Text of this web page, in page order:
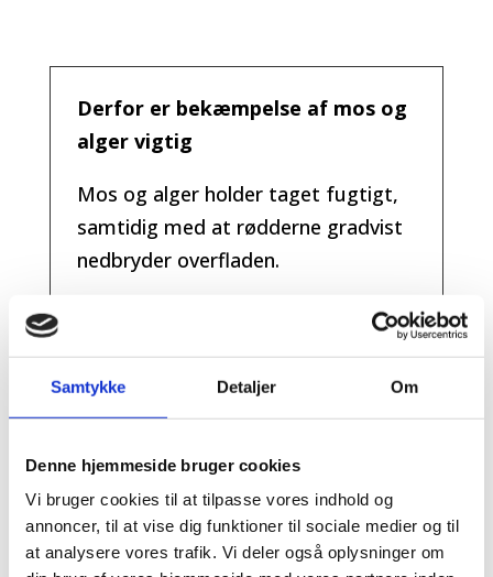
Samtykke Detaljer Om
Denne hjemmeside bruger cookies
Vi bruger cookies til at tilpasse vores indhold og
annoncer, til at vise dig funktioner til sociale medier og til
at analysere vores trafik. Vi deler også oplysninger om
Derfor er bekæmpelse af mos og
alger vigtig
Mos og alger holder taget fugtigt,
samtidig med at rødderne gradvist
nedbryder overfladen.
Fugt og sprækker øger risikoen for
som på sigt kan medføre
gennemtæring.
Totter af mos kan stoppe
tagrender og nedløb, så kraftige
regnskyl kan medføre fugtskader på
udhæng og facader.